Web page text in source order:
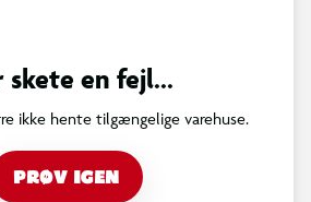
skete en fejl...
ikke hente tilgængelige varehuse.
PRØV IGEN